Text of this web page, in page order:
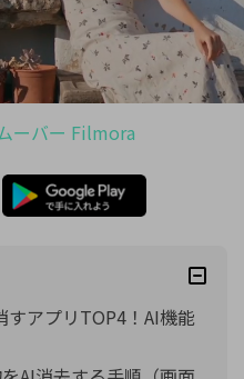
ーバー Filmora
アプリTOP4！AI機能